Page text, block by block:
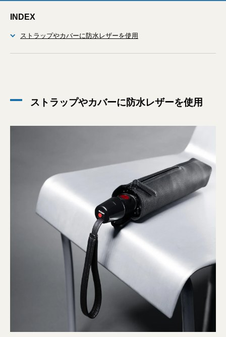
INDEX
ストラップやカバーに防水レザーを使用
ストラップやカバーに防水レザーを使用